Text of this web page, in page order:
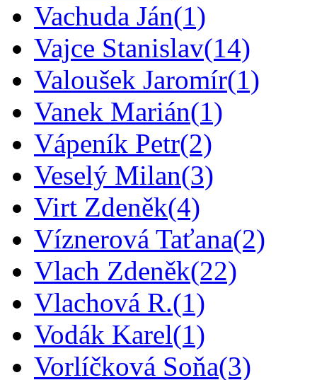
Vachuda Ján(1)
Vajce Stanislav(14)
Valoušek Jaromír(1)
Vanek Marián(1)
Vápeník Petr(2)
Veselý Milan(3)
Virt Zdeněk(4)
Víznerová Taťana(2)
Vlach Zdeněk(22)
Vlachová R.(1)
Vodák Karel(1)
Vorlíčková Soňa(3)